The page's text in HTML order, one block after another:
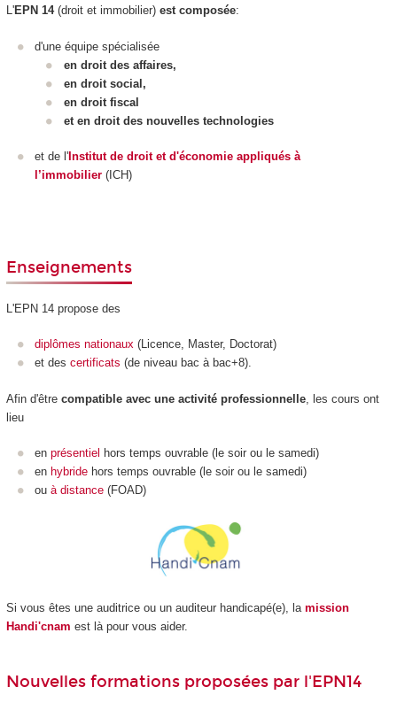
L'EPN 14 (droit et immobilier) est composée:
d'une équipe spécialisée
en droit des affaires,
en droit social,
en droit fiscal
et en droit des nouvelles technologies
et de l' Institut de droit et d'économie appliqués à
l’immobilier (ICH)
Enseignements
L'EPN 14 propose des
diplômes nationaux (Licence, Master, Doctorat)
et des certificats (de niveau bac à bac+8).
Afin d'être compatible avec une activité professionnelle, les cours ont
lieu
en présentiel hors temps ouvrable (le soir ou le samedi)
en hybride hors temps ouvrable (le soir ou le samedi)
ou à distance (FOAD)
Si vous êtes une auditrice ou un auditeur handicapé(e), la mission
Handi'cnam est là pour vous aider.
Nouvelles formations proposées par l'EPN14